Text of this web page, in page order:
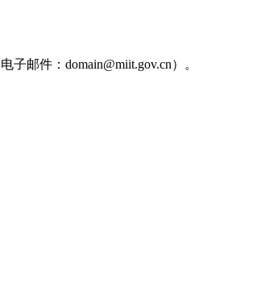
邮件：domain@miit.gov.cn）。